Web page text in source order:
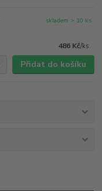
486 Kč/ks
skladem > 10 ks
Přidat do košíku